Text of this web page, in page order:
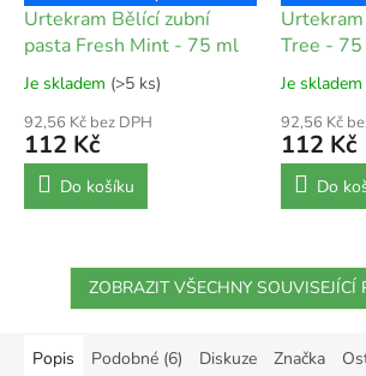
Urtekram Bělící zubní
pasta Fresh Mint - 75 ml
Je skladem (>5 ks)
92,56 Kč bez DPH
112 Kč
Do košíku
Tree -
Je skladem
92,56 Kč
112 Kč
Do
ZOBRAZIT VŠECHNY SOUVISEJÍCÍ
Popis Podobné (6) Diskuze Značka